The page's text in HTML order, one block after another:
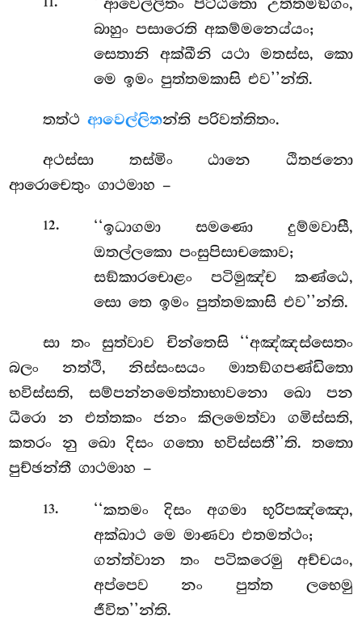
‘‘ආවෙල්ලිතං පිට්ඨිතො උත්තමඞ්ගං,
බාහුං පසාරෙති අකම්මනෙය්යං;
සෙතානි අක්ඛීනි යථා මතස්ස, කො
මෙ ඉමං පුත්තමකාසි එව’’න්ති.
තත්ථආවෙල්ලිතන්ති පරිවත්තිතං.
අථස්සා තස්මිං ඨානෙ ඨිතජනො
ආරොචෙතුං ගාථමාහ –
12.
‘‘ඉධාගමා සමණො දුම්මවාසී,
ඔතල්ලකො පංසුපිසාචකොව;
සඞ්කාරචොළං පටිමුඤ්ච කණ්ඨෙ,
සො තෙ ඉමං පුත්තමකාසි එව’’න්ති.
සා තං සුත්වාව චින්තෙසි ‘‘අඤ්ඤස්සෙතං
බලං නත්ථි, නිස්සංසයං මාතඞ්ගපණ්ඩිතො
භවිස්සති, සම්පන්නමෙත්තාභාවනො ඛො පන
ධීරො න එත්තකං ජනං කිලමෙත්වා ගමිස්සති,
කතරං නු ඛො දිසං ගතො භවිස්සතී’’ති. තතො
පුච්ඡන්තී ගාථමාහ –
13.
‘‘කතමං දිසං අගමා භූරිපඤ්ඤො,
අක්ඛාථ මෙ මාණවා එතමත්ථං;
ගන්ත්වාන තං පටිකරෙමු අච්චයං,
අප්පෙව නං පුත්ත ලභෙමු
ජීවිත’’න්ති.